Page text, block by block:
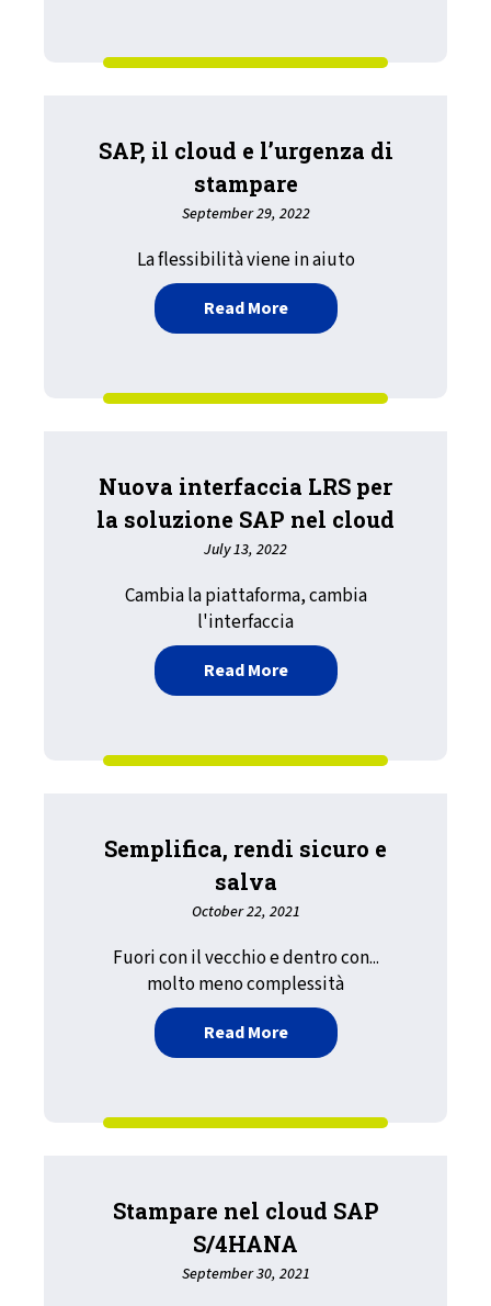
SAP, il cloud e l’urgenza di
stampare
September 29, 2022
La flessibilità viene in aiuto
Read Moreabout SAP, il cloud e
Nuova interfaccia LRS per
la soluzione SAP nel cloud
July 13, 2022
Cambia la piattaforma, cambia
l'interfaccia
Read Moreabout Nuova interfaccia
Semplifica, rendi sicuro e
salva
October 22, 2021
Fuori con il vecchio e dentro con...
molto meno complessità
Read Moreabout Semplifica, rendi
Stampare nel cloud SAP
S/4HANA
September 30, 2021